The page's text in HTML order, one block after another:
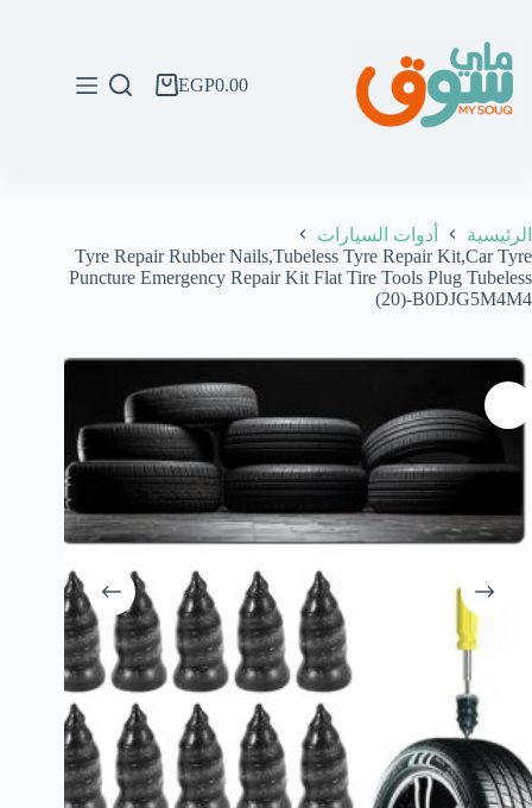
المحتوى
عربةEGP0.00
الرئيسية
أدوات السيارات
Tyre Repair Rubber Nails,Tubeless Tyre Repair Kit,Car Tyre
Puncture Emergency Repair Kit Flat Tire Tools Plug Tubeless
(20)-B0DJG5M4M4